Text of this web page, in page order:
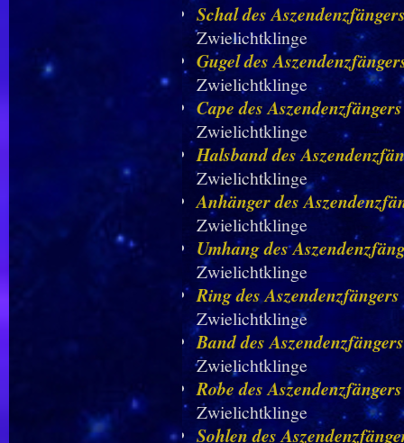
Schal des
Zwielichtklinge
Gugel des
Zwielichtklinge
Cape des Aszendenzfängers
Zwielichtklinge
Halsband des
Zwielichtklinge
Anhänger des
Zwielichtklinge
Umhang des
Zwielichtklinge
Ring des Aszendenzfängers
Zwielichtklinge
Band des Aszendenzfängers
Zwielichtklinge
Robe des Aszendenzfängers
Zwielichtklinge
Sohlen des